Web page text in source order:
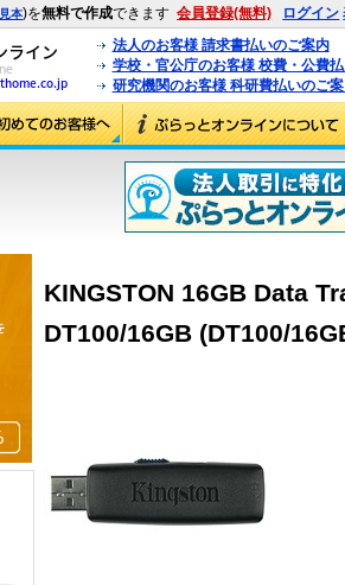
見本)を無料で作成できます 会員登録(無料) ログイン
法人のお客様 請求書払いのご案内
学校・官公庁のお客様 校費・公費
研究機関のお客様 科研費払いのご
KINGSTON 16GB Data
DT100/16GB (DT100/